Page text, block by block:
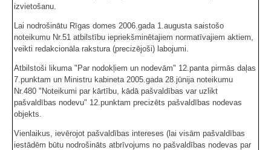
izvietošanu.
Lai nodrošinātu Rīgas domes 2006.gada 1.augusta saistošo
noteikumu Nr.51 atbilstību iepriekšminētajiem normatīvajiem aktiem,
veikti redakcionāla rakstura (precizējoši) labojumi.
Atbilstoši likuma "Par nodokļiem un nodevām" 12.panta pirmās daļas
7.punktam un Ministru kabineta 2005.gada 28.jūnija noteikumu
Nr.480 "Noteikumi par kārtību, kādā pašvaldības var uzlikt
pašvaldības nodevu" 12.punktam precizēts pašvaldības nodevas
objekts.
Vienlaikus, ievērojot pašvaldības intereses (lai visām pašvaldības
iestādēm būtu nodrošināts atbrīvojums no pašvaldības nodevas par